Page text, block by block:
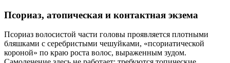
Псориаз, атопическая и контактная экзема
Псориаз волосистой части головы проявляется плотными
бляшками с серебристыми чешуйками, «псориатической
короной» по краю роста волос, выраженным зудом.